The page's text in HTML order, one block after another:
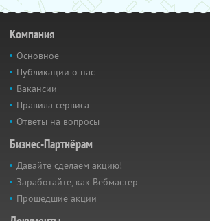
Компания
Основное
Публикации о нас
Вакансии
Правила сервиса
Ответы на вопросы
Бизнес-Партнёрам
Давайте сделаем акцию!
Заработайте, как Вебмастер
Прошедшие акции